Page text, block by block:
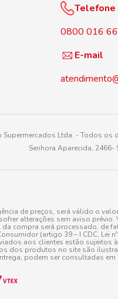
Telefone
0800 016
E-mail
Supermercados Ltda. - Todos os
Senhora Aparecida, 2466-
de preços, será válido o
alterações sem aviso
compra será processado, de
(artigo 39 – I CDC, Lei nº.
aos clientes estão
dos produtos no site são
podem ser consultadas em